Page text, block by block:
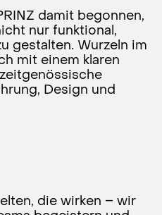
damit begonnen,
nur funktional,
gestalten. Wurzeln im
mit einem klaren
Design und
die wirken – wir